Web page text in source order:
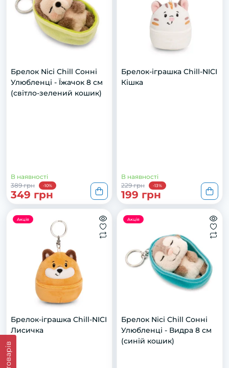
Брелок Nici Chill Сонні
Улюбленці - Їжачок 8 см
(світло-зелений кошик)
В наявності
389 грн
-10%
349 грн
Брелок-іграшка Chill-NICI
Кішка
В наявності
229 грн
-13%
199 грн
Акція
Брелок-іграшка Chill-NICI
Лисичка
Акція
Брелок Nici Chill Сонні
Улюбленці - Видра 8 см
(синій кошик)